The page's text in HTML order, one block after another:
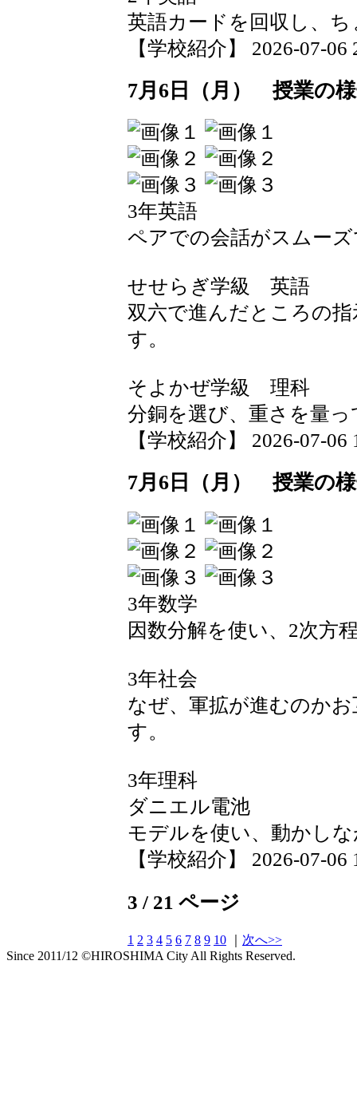
英語カードを回収し、
【学校紹介】 2026-07-06
7月6日（月） 授業の
3年英語
ペアでの会話がスムー
せせらぎ学級 英語
双六で進んだところの
す。
そよかぜ学級 理科
分銅を選び、重さを量
【学校紹介】 2026-07-06
7月6日（月） 授業の
3年数学
因数分解を使い、2次方
3年社会
なぜ、軍拡が進むのか
す。
3年理科
ダニエル電池
モデルを使い、動かし
【学校紹介】 2026-07-06
3 / 21 ページ
1 2 3 4 5 6 7 8 9 10
次へ>>
Since 2011/12 ©HIROSHIMA City All Rights Reserved.